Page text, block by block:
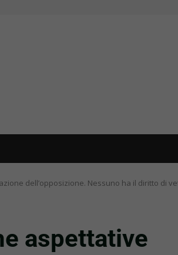
dell’opposizione. Nessuno ha il diritto di
aspettative